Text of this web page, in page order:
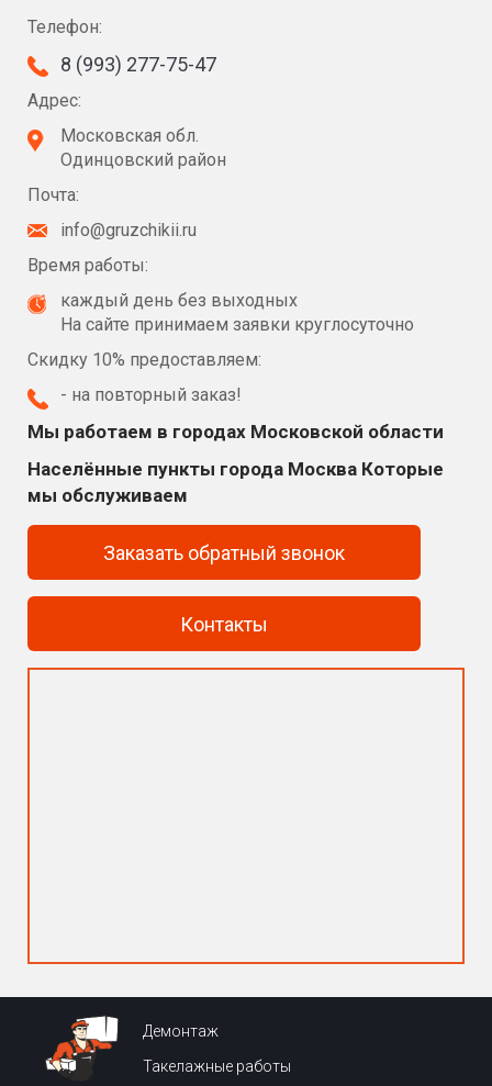
Телефон:
8 (993) 277-75-47
Адрес:
Московская обл.
Одинцовский район
Почта:
info@gruzchikii.ru
Время работы:
каждый день без выходных
На сайте принимаем заявки круглосуточно
Скидку 10% предоставляем:
- на повторный заказ!
Мы работаем в городах Московской области
Населённые пункты города Москва Которые
мы обслуживаем
Заказать обратный звонок
Контакты
Демонтаж
Такелажные работы